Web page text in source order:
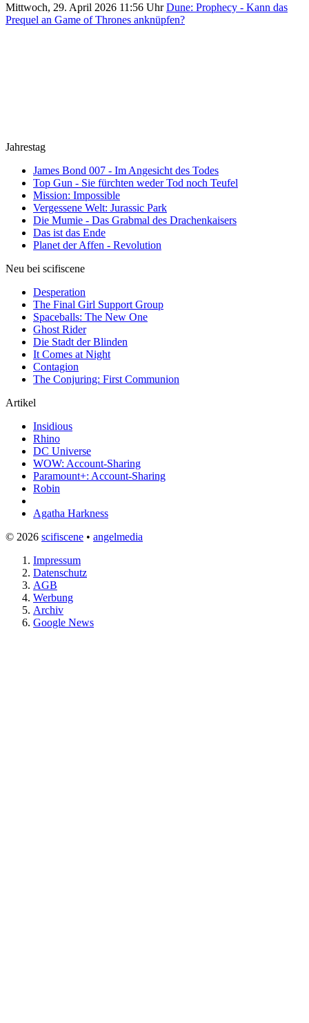
Mittwoch, 29. April 2026 11:56 Uhr Dune: Prophecy - Kann das
Prequel an Game of Thrones anknüpfen?
Jahrestag
James Bond 007 - Im Angesicht des Todes
Top Gun - Sie fürchten weder Tod noch Teufel
Mission: Impossible
Vergessene Welt: Jurassic Park
Die Mumie - Das Grabmal des Drachenkaisers
Das ist das Ende
Planet der Affen - Revolution
Neu bei scifiscene
Desperation
The Final Girl Support Group
Spaceballs: The New One
Ghost Rider
Die Stadt der Blinden
It Comes at Night
Contagion
The Conjuring: First Communion
Artikel
Insidious
Rhino
DC Universe
WOW: Account-Sharing
Paramount+: Account-Sharing
Robin
Agatha Harkness
© 2026 scifiscene • angelmedia
Impressum
Datenschutz
AGB
Werbung
Archiv
Google News